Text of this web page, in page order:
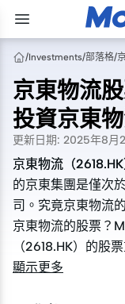
/Investments/部落格/
京東物流
投資京東
更新日期: 2025年8月
京東物流（
的京東集團是僅次
司。究竟京東物流
京東物流的股票？
（2618.HK）的股
京東物流（
的京東集團是僅次
司。究竟京東物流
京東物流的股票？
（2618.HK）的股
顯示更多